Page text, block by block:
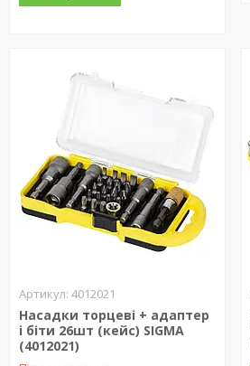
4012021
Насадки торцеві + адаптер
і біти 26шт (кейс) SIGMA
(4012021)